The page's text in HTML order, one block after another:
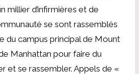
millier d’infirmières et de
se sont rassemblés
du campus principal de Mount
Manhattan pour faire du
et se rassembler. Appels de «